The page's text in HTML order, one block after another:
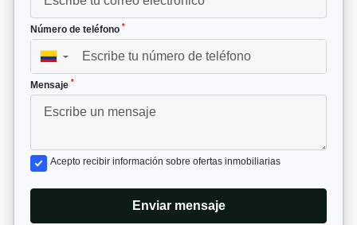
Número de teléfono *
▼
Mensaje *
Acepto recibir información sobre ofertas inmobiliarias
Enviar mensaje